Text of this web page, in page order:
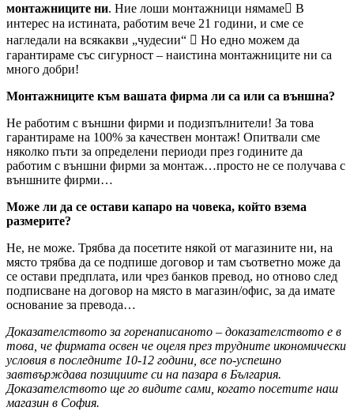
монтажниците ни. Ние лоши монтажници нямаме В
интерес на истината, работим вече 21 години, и сме се
нагледали на всякакви „чудесии“  Но едно можем да
гарантираме със сигурност – наистина монтажниците ни са
много добри!
Монтажниците към вашата фирма ли са или са външна?
Не работим с външни фирми и подизпълнители! За това
гарантираме на 100% за качествен монтаж! Опитвали сме
няколко пъти за определени периоди през годините да
работим с външни фирми за монтаж…просто не се получава с
външните фирми…
Може ли да се остави капаро на човека, който взема
размерите?
Не, не може. Трябва да посетите някой от магазините ни, на
място трябва да се подпише договор и там съответно може да
се остави предплата, или чрез банков превод, но отново след
подписване на договор на място в магазин/офис, за да имате
основание за превода…
Доказателството за горенаписаното – доказателството е в
това, че фирмата освен че оцеля през трудните икономически
условия в последните 10-12 години, все по-успешно
завтвърждава позициите си на пазара в България.
Доказателството ще го видите сами, когато посетите наш
магазин в София.